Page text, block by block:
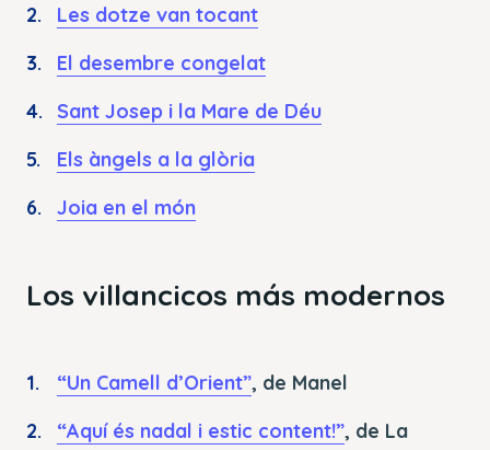
Les dotze van tocant
El desembre congelat
Sant Josep i la Mare de Déu
Els àngels a la glòria
Joia en el món
Los villancicos más modernos
“Un Camell d’Orient”, de Manel
“Aquí és nadal i estic content!”, de La